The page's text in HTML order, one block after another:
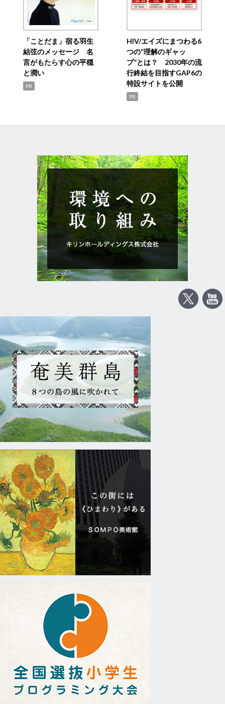
「ことだま」宿る羽生
結弦のメッセージ 名
言がもたらす心の平穏
と潤い
PR
HIV/エイズにまつわる6
つの“理解のギャッ
プ”とは？ 2030年の流
行終結を目指すGAP6の
特設サイトを公開
PR